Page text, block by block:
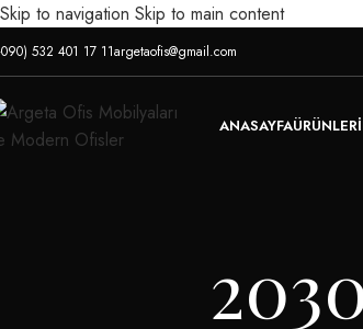
Skip to navigation Skip to main content
532 401 17 11argetaofis@gmail.com
ANASAYFAÜRÜNLER